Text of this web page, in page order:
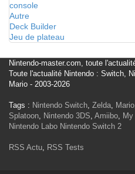
console
Autre
Deck Builder
Jeu de plateau
Nintendo-master.com, toute
Toute l'actualité Nintendo : Switch,
Mario - 2003-2026
Tags : Nintendo Switch, Zelda, Mario
Splatoon, Nintendo 3DS, Amiibo,
Nintendo Labo Nintendo Switch 2
RSS Actu, RSS Tests